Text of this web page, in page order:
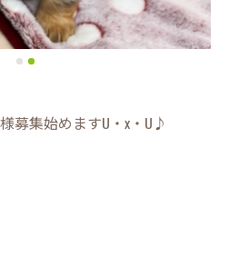
募集始めますU・x・U♪